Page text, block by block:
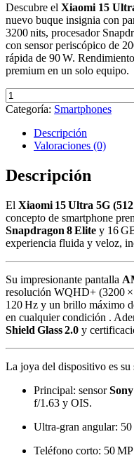
original
era:
$ 4,999,900.
es:
$
Descubre el Xiaomi 15
nuevo buque insignia con
3200 nits, procesador
con sensor periscópico de
rápida de 90 W.
premium en un solo equipo.
XIAOMI
15
ULTRA
512GB
16RAM
cantidad
Categoría: Smartphones
Descripción
Valoraciones (0)
Descripción
El Xiaomi 15 Ultra 5G
concepto de smartphone
Snapdragon 8 Elite y 16
experiencia fluida y veloz,
Su impresionante pantalla
resolución WQHD+ (3200 ×
120 Hz y un brillo máximo
en cualquier condición .
Shield Glass 2.0 y
La joya del dispositivo es su
Principal: sensor
f/1.63 y OIS.
Ultra‑gran angular:
Teléfono corto: 50